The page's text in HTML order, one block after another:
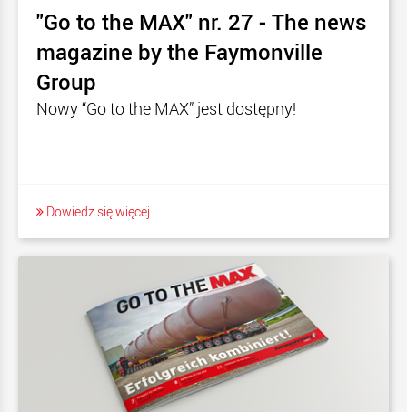
"Go to the MAX" nr. 27 - The news
magazine by the Faymonville
Group
Nowy “Go to the MAX” jest dostępny!
Dowiedz się więcej